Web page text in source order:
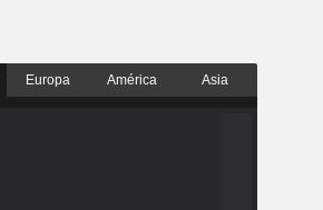
Europa América Asia